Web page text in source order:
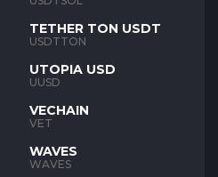
TETHER TON USDT
USDTTON
UTOPIA USD
UUSD
VECHAIN
VET
WAVES
WAVES